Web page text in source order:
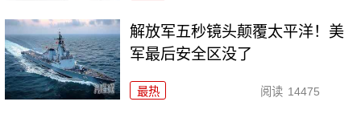
解放军五秒镜头颠覆太平洋！美
军最后安全区没了
最热 阅读 14475